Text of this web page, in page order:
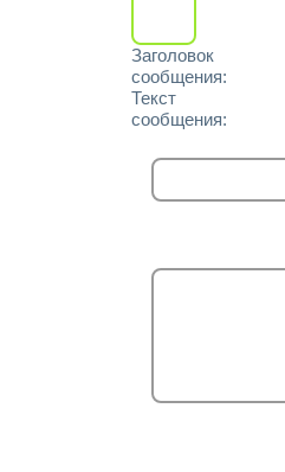
Заголовок
сообщения:
Текст
сообщения: